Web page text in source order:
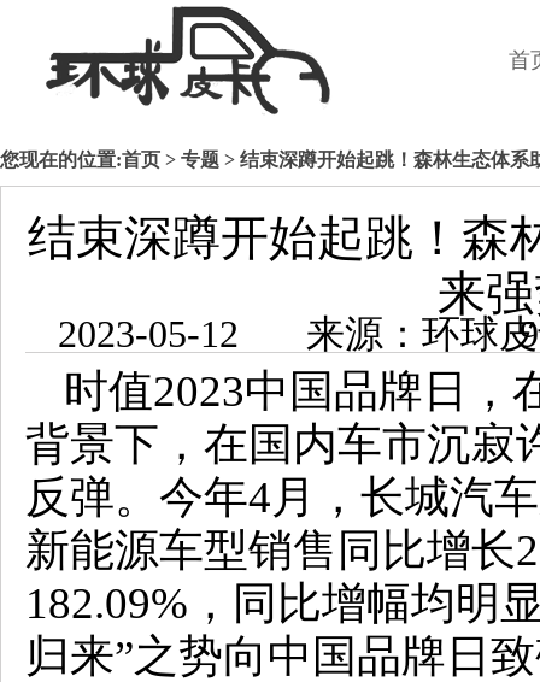
首
您现在的位置:首页 > 专题 > 结束深蹲开始起跳！森林生态体系
结束深蹲开始起跳！森
来
2023-05-
时值2023中国品牌日，
背景下，在国内车市沉寂
反弹。今年4月，长城汽
新能源车型销售同比增长
182.09%，同比增幅均明
归来”之势向中国品牌日